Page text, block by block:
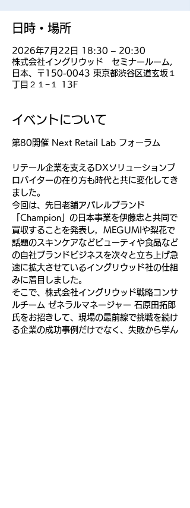
日時・場所
2026年7月22日 18:30 – 20:30
株式会社イングリウッド セミナールーム,
日本、〒150-0043 東京都渋谷区道玄坂１
丁目２１−１ 13F
イベントについて
第80開催 Next Retail Lab フォーラム
リテール企業を支えるDXソリューションプ
ロバイターの在り方も時代と共に変化してき
ました。
今回は、先日老舗アパレルブランド
「Champion」の日本事業を伊藤忠と共同で
買収することを発表し，MEGUMIや梨花で
話題のスキンケアなどビューティや食品など
の自社ブランドビジネスを次々と立ち上げ急
速に拡大させているイングリウッド社の仕組
みに着目しました。
そこで、株式会社イングリウッド戦略コンサ
ルチーム ゼネラルマネージャー 石原田拓郎
氏をお招きして、現場の最前線で挑戦を続け
る企業の成功事例だけでなく、失敗から学ん